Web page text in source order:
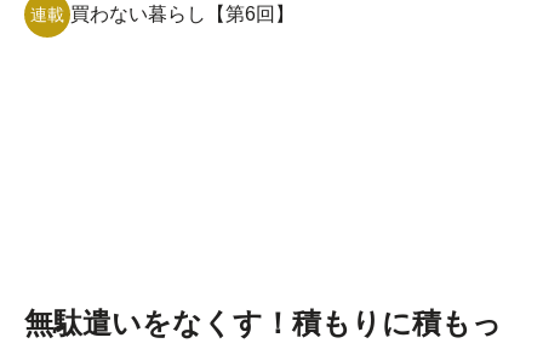
連載 買わない暮らし【第6回】
無駄遣いをなくす！積もりに積もっ